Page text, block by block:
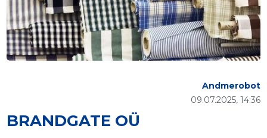
BRANDGATE OÜ
09.07.2025, 14:36
Andmerobot